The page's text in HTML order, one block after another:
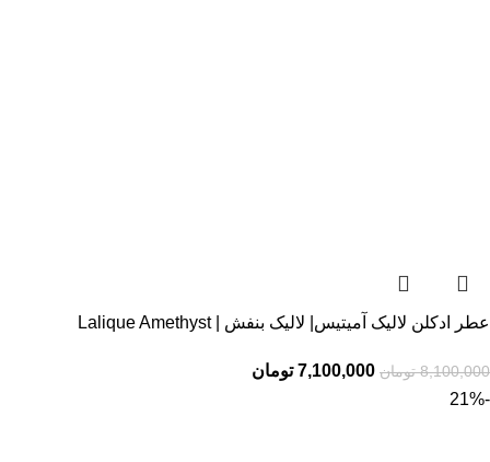
عطر ادکلن لالیک آمیتیس| لالیک بنفش | Lalique Amethyst
8,100,000 تومان 7,100,000 تومان
-21%